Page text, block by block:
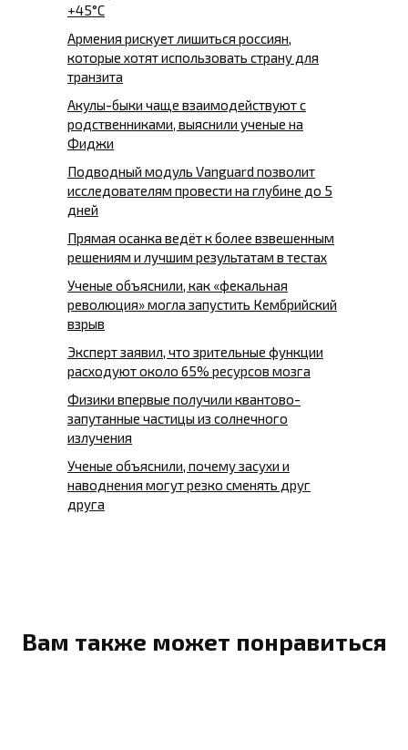
+45°C
Армения рискует лишиться россиян,
которые хотят использовать страну для
транзита
Акулы-быки чаще взаимодействуют с
родственниками, выяснили ученые на
Фиджи
Подводный модуль Vanguard позволит
исследователям провести на глубине до 5
дней
Прямая осанка ведёт к более взвешенным
решениям и лучшим результатам в тестах
Ученые объяснили, как «фекальная
революция» могла запустить Кембрийский
взрыв
Эксперт заявил, что зрительные функции
расходуют около 65% ресурсов мозга
Физики впервые получили квантово-
запутанные частицы из солнечного
излучения
Ученые объяснили, почему засухи и
наводнения могут резко сменять друг
друга
Вам также может понравиться